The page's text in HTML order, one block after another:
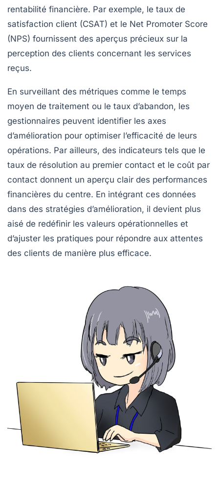
rentabilité financière. Par exemple, le taux de
satisfaction client (CSAT) et le Net Promoter Score
(NPS) fournissent des aperçus précieux sur la
perception des clients concernant les services
reçus.
En surveillant des métriques comme le temps
moyen de traitement ou le taux d’abandon, les
gestionnaires peuvent identifier les axes
d’amélioration pour optimiser l’efficacité de leurs
opérations. Par ailleurs, des indicateurs tels que le
taux de résolution au premier contact et le coût par
contact donnent un aperçu clair des performances
financières du centre. En intégrant ces données
dans des stratégies d’amélioration, il devient plus
aisé de redéfinir les valeurs opérationnelles et
d’ajuster les pratiques pour répondre aux attentes
des clients de manière plus efficace.